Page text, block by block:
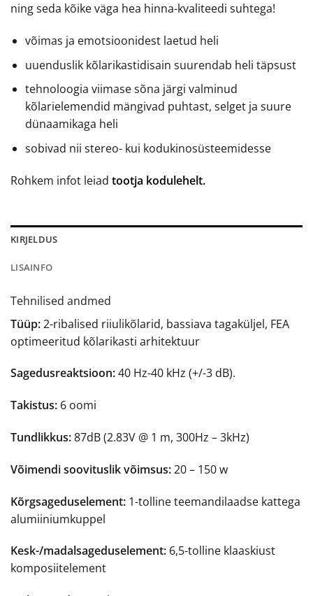
ning seda kõike väga hea hinna-kvaliteedi suhtega!
võimas ja emotsioonidest laetud heli
uuenduslik kõlarikastidisain suurendab heli täpsust
tehnoloogia viimase sõna järgi valminud
kõlarielemendid mängivad puhtast, selget ja suure
dünaamikaga heli
sobivad nii stereo- kui kodukinosüsteemidesse
Rohkem infot leiad tootja kodulehelt.
KIRJELDUS
LISAINFO
Tehnilised andmed
Tüüp:2-ribalised riiulikõlarid, bassiava tagaküljel, FEA
optimeeritud kõlarikasti arhitektuur
Sagedusreaktsioon:40 Hz-40 kHz (+/-3 dB).
Takistus: 6 oomi
Tundlikkus:87dB (2.83V @ 1 m, 300Hz – 3kHz)
Võimendi soovituslik võimsus:20 – 150 w
Kõrgsageduselement: 1-tolline teemandilaadse kattega
alumiiniumkuppel
Kesk-/madalsageduselement: 6,5-tolline klaaskiust
komposiitelement